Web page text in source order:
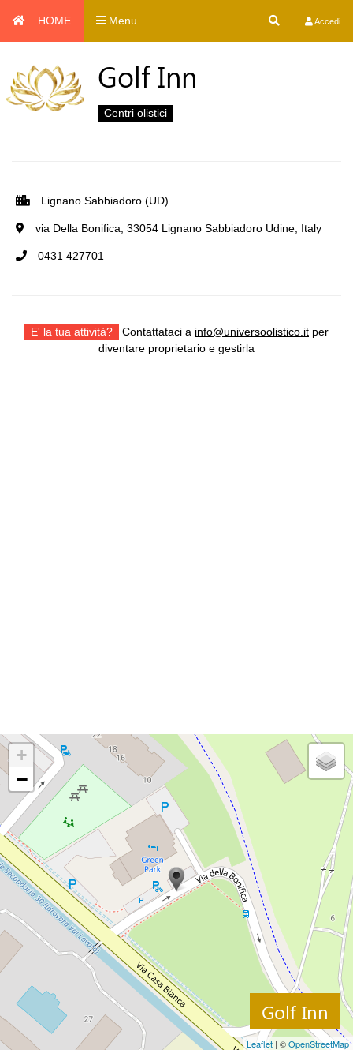
HOME Menu Accedi
Golf Inn
Centri olistici
Lignano Sabbiadoro (UD)
via Della Bonifica, 33054 Lignano Sabbiadoro Udine, Italy
0431 427701
E' la tua attività? Contattataci a info@universoolistico.it per
diventare proprietario e gestirla
+
−
Leaflet | ©OpenStreetMap
Golf Inn